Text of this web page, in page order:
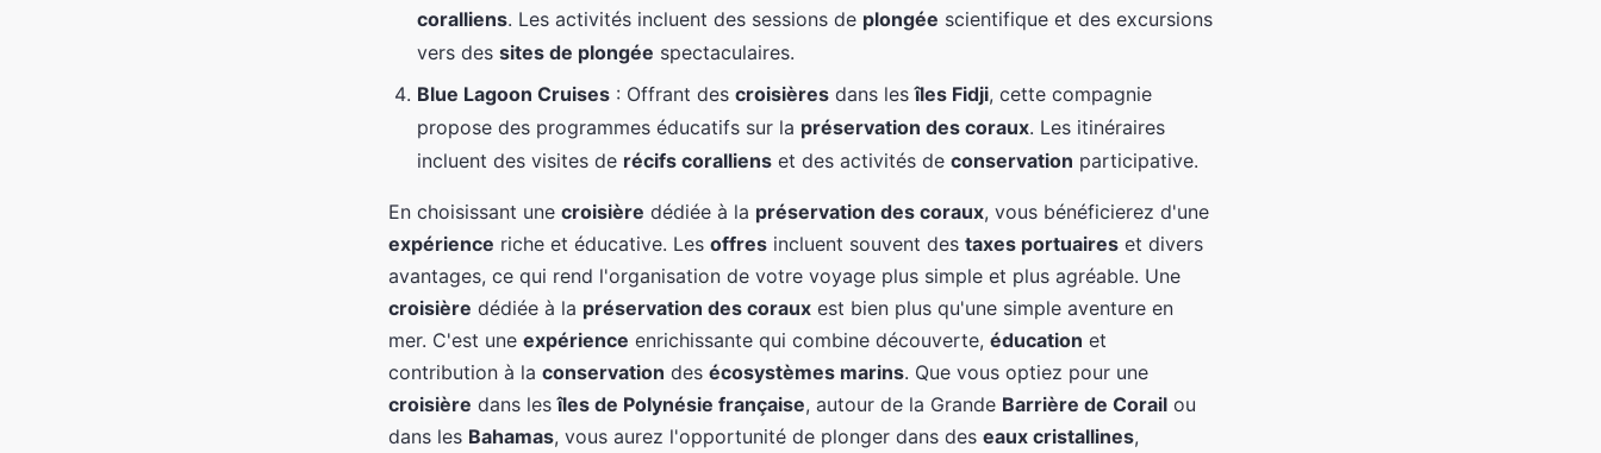
coralliens. Les activités incluent des sessions de plongée scientifique et des excursions
vers des sites de plongée spectaculaires.
Blue Lagoon Cruises : Offrant des croisières dans lesîles Fidji, cette compagnie
propose des programmes éducatifs sur la préservation des coraux. Les itinéraires
incluent des visites de récifs coralliens et des activités de conservation participative.
En choisissant une croisière dédiée à la préservation des coraux, vous bénéficierez d'une
expérience riche et éducative. Les offres incluent souvent des taxes portuaires et divers
avantages, ce qui rend l'organisation de votre voyage plus simple et plus agréable. Une
croisière dédiée à la préservation des coraux est bien plus qu'une simple aventure en
mer. C'est une expérience enrichissante qui combine découverte, éducation et
contribution à la conservation des écosystèmes marins. Que vous optiez pour une
croisière dans lesîles de Polynésie française, autour de la Grande Barrière de Corail ou
dans les Bahamas, vous aurez l'opportunité de plonger dans des eaux cristallines,